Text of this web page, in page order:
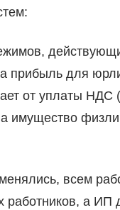
прибыль для
от уплаты НДС
имущество
всем
работников, а